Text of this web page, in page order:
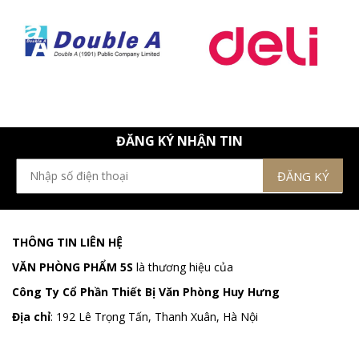
ĐĂNG KÝ NHẬN TIN
THÔNG TIN LIÊN HỆ
VĂN PHÒNG PHẨM 5S là thương hiệu của
Công Ty Cổ Phần Thiết Bị Văn Phòng Huy Hưng
Địa chỉ: 192 Lê Trọng Tấn, Thanh Xuân, Hà Nội